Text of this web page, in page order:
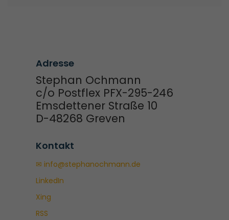
Adresse
Stephan Ochmann
c/o Postflex PFX-295-246
Emsdettener Straße 10
D-48268 Greven
Kontakt
✉ info@stephanochmann.de
LinkedIn
Xing
RSS